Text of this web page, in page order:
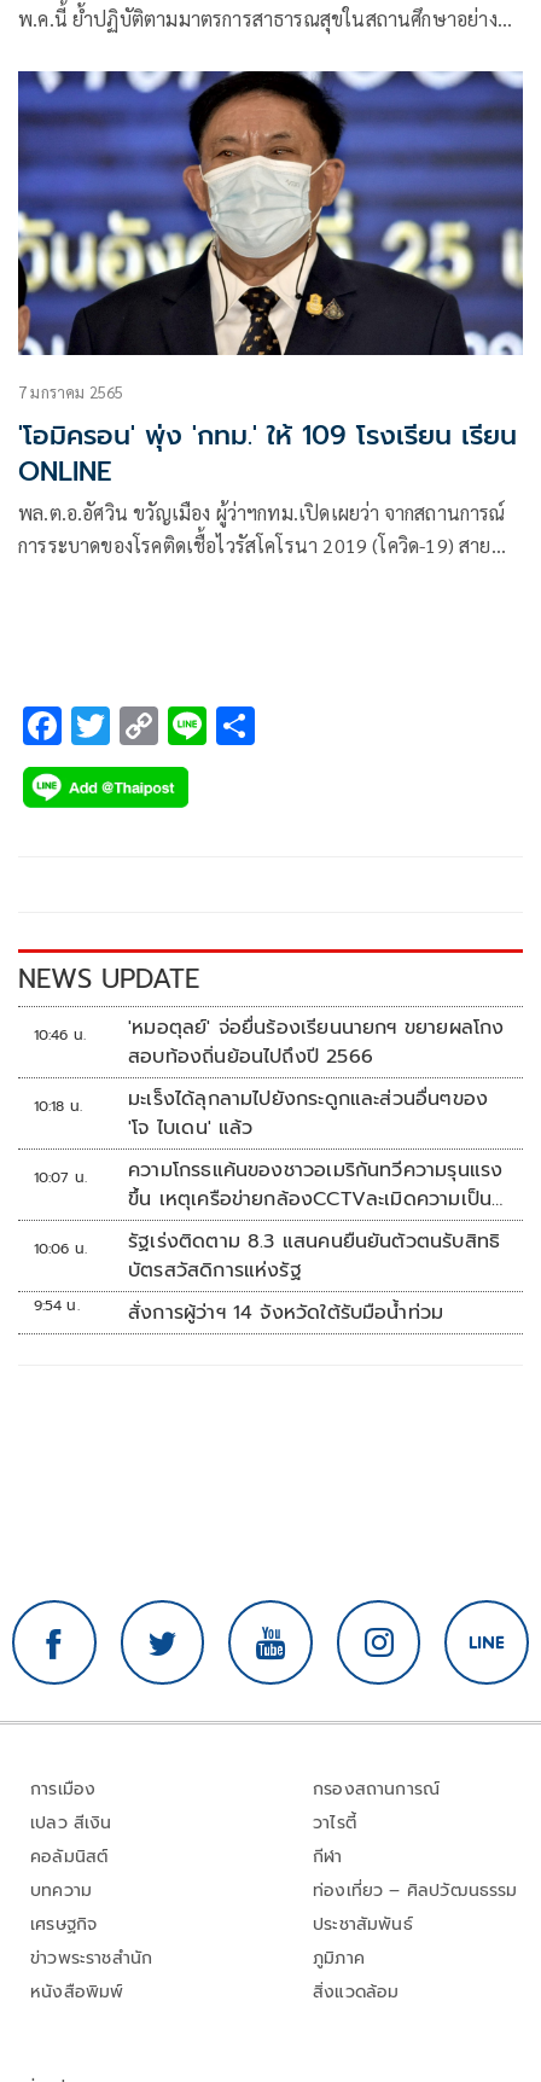
พ.ค.นี้ ย้ำปฏิบัติตามมาตรการสาธารณสุขในสถานศึกษาอย่าง
7 มกราคม 2565
'โอมิครอน' พุ่ง 'กทม.' ให้ 109 โรงเรียน เรียน
ONLINE
พล.ต.อ.อัศวิน ขวัญเมือง ผู้ว่าฯกทม.เปิดเผยว่า จากสถานการณ์
การระบาดของโรคติดเชื้อไวรัสโคโรนา 2019 (โควิด-19) สาย
F
ac
e
k
T
wi
tt
C
o
p
k
Li
NEWS UPDATE
10:46 น.
'หมอตุลย์' จ่อยื่นร้องเรียนนายกฯ ขยายผลโกง
สอบท้องถิ่นย้อนไปถึงปี 2566
10:18 น.
มะเร็งได้ลุกลามไปยังกระดูกและส่วนอื่นๆของ
'โจ ไบเดน' แล้ว
10:07 น.
ความโกรธแค้นของชาวอเมริกันทวีความรุนแรง
ขึ้น เหตุเครือข่ายกล้องCCTVละเมิดความเป็น
ส่วนตัว
10:06 น.
รัฐเร่งติดตาม 8.3 แสนคนยืนยันตัวตนรับสิทธิ
บัตรสวัสดิการแห่งรัฐ
9:54 น. สั่งการผู้ว่าฯ 14 จังหวัดใต้รับมือน้ำท่วม
การเมือง
เปลว สีเงิน
คอลัมนิสต์
บทความ
เศรษฐกิจ
ข่าวพระราชสำนัก
หนังสือพิมพ์
กรองสถานการณ์
วาไรตี้
กีฬา
ท่องเที่ยว – ศิลปวัฒนธรรม
ประชาสัมพันธ์
ภูมิภาค
สิ่งแวดล้อม